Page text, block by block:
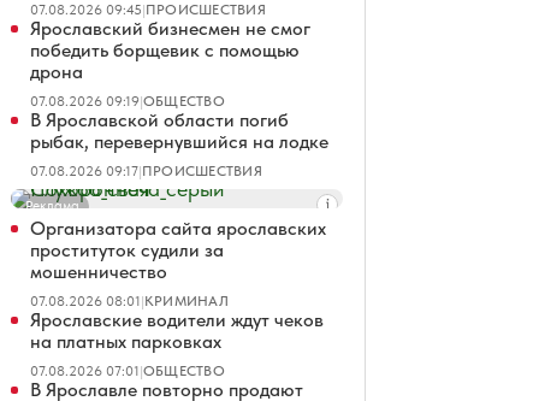
07.08.2026 09:45|ПРОИСШЕСТВИЯ
Ярославский бизнесмен не смог
победить борщевик с помощью
дрона
07.08.2026 09:19|ОБЩЕСТВО
В Ярославской области погиб
рыбак, перевернувшийся на лодке
07.08.2026 09:17|ПРОИСШЕСТВИЯ
Реклама
Организатора сайта ярославских
проституток судили за
мошенничество
07.08.2026 08:01|КРИМИНАЛ
Ярославские водители ждут чеков
на платных парковках
07.08.2026 07:01|ОБЩЕСТВО
В Ярославле повторно продают